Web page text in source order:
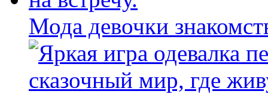
Мода девочки